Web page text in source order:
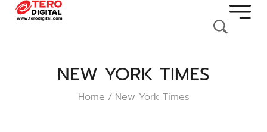
NEW YORK TIMES
Home / New York Times